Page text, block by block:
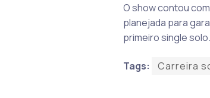
O show contou
planejada para
primeiro single solo.
Tags: Carreira